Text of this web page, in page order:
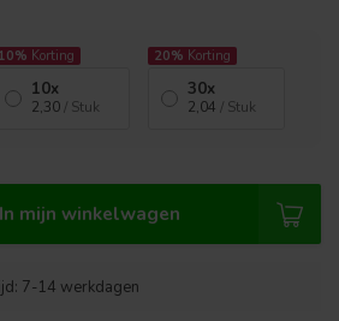
10% Korting
10x
2,30 / Stuk
20% Korting
30x
2,04 / Stuk
In mijn winkelwagen
7-14 werkdagen